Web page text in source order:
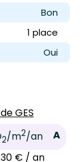
Bon
1 place
Oui
GES
2/m2/an
A
€ / an